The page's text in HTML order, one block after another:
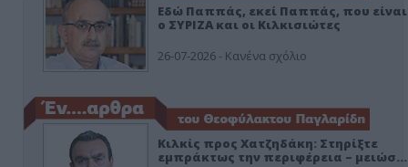
Εδώ Παππάς, εκεί Παππάς, που είναι
ο ΣΥΡΙΖΑ και οι Κιλκισιώτες
26-07-2026 - Κανένα σχόλιο
Κιλκίς προς Χατζηδάκη: Στηρίξτε
εμπράκτως την περιφέρεια – μειώσ…